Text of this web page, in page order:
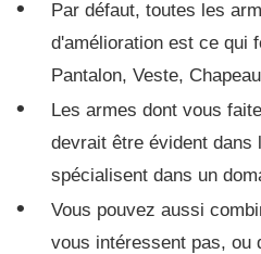
Par défaut, toutes les
d'amélioration est ce qui
Pantalon, Veste,
Les armes dont vous
devrait être évident
spécialisent dans un
Vous pouvez aussi
vous intéressent pas, ou